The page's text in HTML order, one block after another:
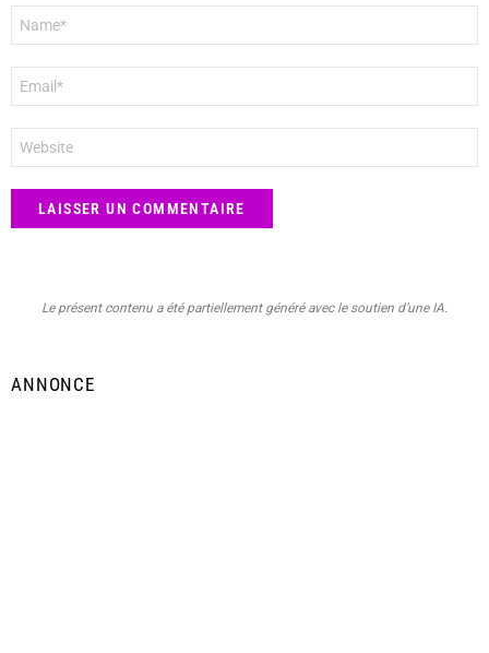
mail
*
web
Le présent contenu a été partiellement généré avec le soutien d’une IA.
ANNONCE